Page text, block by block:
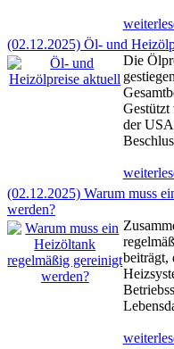
(02.12.2025) Öl- und
Die
Gestützt
der USA
(02.12.2025) Warum muss
werden?
beiträgt,